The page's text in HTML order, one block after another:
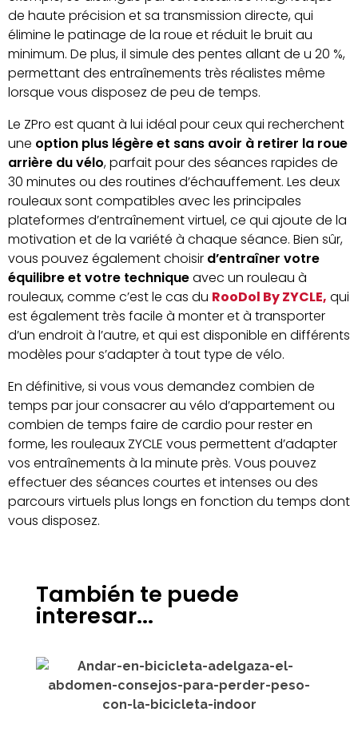
de haute précision et sa transmission directe, qui
élimine le patinage de la roue et réduit le bruit au
minimum. De plus, il simule des pentes allant de u 20 %,
permettant des entraînements très réalistes même
lorsque vous disposez de peu de temps.
Le ZPro est quant à lui idéal pour ceux qui recherchent
une option plus légère et sans avoir à retirer la roue
arrière du vélo, parfait pour des séances rapides de
30 minutes ou des routines d’échauffement. Les deux
rouleaux sont compatibles avec les principales
plateformes d’entraînement virtuel, ce qui ajoute de la
motivation et de la variété à chaque séance. Bien sûr,
vous pouvez également choisir d’entraîner votre
équilibre et votre techniqueavec un rouleau à
rouleaux, comme c’est le cas du RooDol By ZYCLE, qui
est également très facile à monter et à transporter
d’un endroit à l’autre, et qui est disponible en différents
modèles pour s’adapter à tout type de vélo.
En définitive, si vous vous demandez combien de
temps par jour consacrer au vélo d’appartement ou
combien de temps faire de cardio pour rester en
forme, les rouleaux ZYCLE vous permettent d’adapter
vos entraînements à la minute près. Vous pouvez
effectuer des séances courtes et intenses ou des
parcours virtuels plus longs en fonction du temps dont
vous disposez.
También te puede
interesar...